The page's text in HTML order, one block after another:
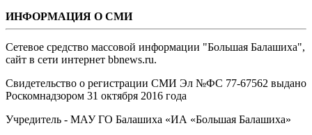
ИНФОРМАЦИЯ О СМИ
Сетевое средство массовой информации "Большая Балашиха",
сайт в сети интернет bbnews.ru.
Свидетельство о регистрации СМИ Эл №ФС ‎77-67562 выдано
Роскомнадзором 31 октября 2016 года
Учредитель - МАУ ГО Балашиха «ИА «Большая Балашиха»